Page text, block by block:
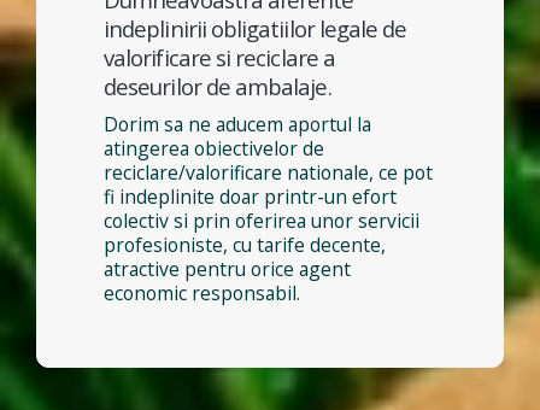
indeplinirii obligatiilor legale de
valorificare si reciclare a
deseurilor de ambalaje.
Dorim sa ne aducem aportul la
atingerea obiectivelor de
reciclare/valorificare nationale, ce pot
fi indeplinite doar printr-un efort
colectiv si prin oferirea unor servicii
profesioniste, cu tarife decente,
atractive pentru orice agent
economic responsabil.